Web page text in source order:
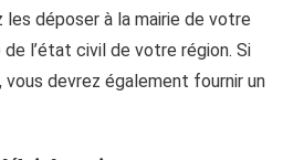
les déposer à la mairie de votre
l’état civil de votre région. Si
vous devrez également fournir un